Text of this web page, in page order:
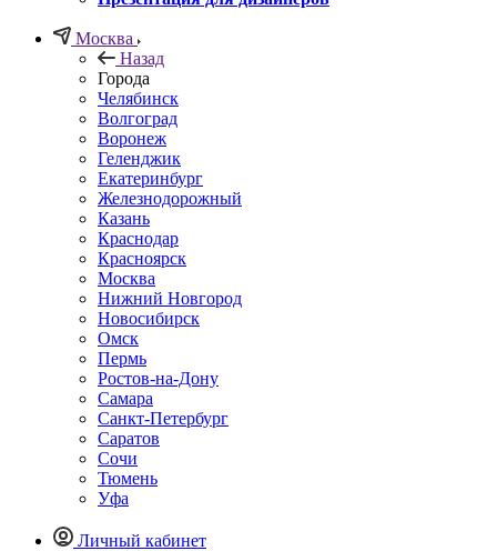
Москва
Назад
Города
Челябинск
Волгоград
Воронеж
Геленджик
Екатеринбург
Железнодорожный
Казань
Краснодар
Красноярск
Москва
Нижний Новгород
Новосибирск
Омск
Пермь
Ростов-на-Дону
Самара
Санкт-Петербург
Саратов
Сочи
Тюмень
Уфа
Личный кабинет